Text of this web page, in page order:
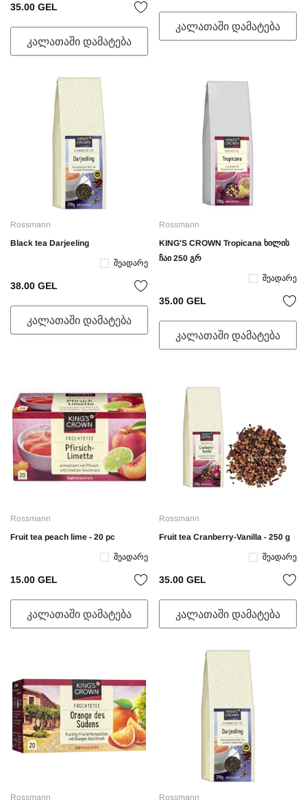
35.00 GEL
ᲙᲐᲚᲐᲗᲐᲨᲘ ᲓᲐᲛᲐᲢᲔᲑᲐ
ᲙᲐᲚᲐᲗᲐᲨᲘ ᲓᲐᲛᲐᲢᲔᲑᲐ
Rossmann
Black tea Darjeeling
Შეადარე
38.00 GEL
ᲙᲐᲚᲐᲗᲐᲨᲘ ᲓᲐᲛᲐᲢᲔᲑᲐ
Rossmann
KING'S CROWN Tropicana ხილის
ჩაი 250 გრ
Შეადარე
35.00 GEL
ᲙᲐᲚᲐᲗᲐᲨᲘ ᲓᲐᲛᲐᲢᲔᲑᲐ
Rossmann
Fruit tea peach lime - 20 pc
Შეადარე
15.00 GEL
ᲙᲐᲚᲐᲗᲐᲨᲘ ᲓᲐᲛᲐᲢᲔᲑᲐ
Rossmann
Fruit tea Cranberry-Vanilla - 250 g
Შეადარე
35.00 GEL
ᲙᲐᲚᲐᲗᲐᲨᲘ ᲓᲐᲛᲐᲢᲔᲑᲐ
Rossmann Rossmann